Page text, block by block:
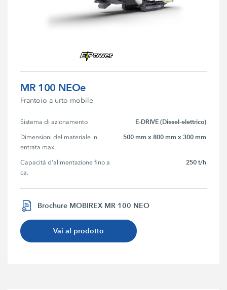
MR 100 NEOe
Frantoio a urto mobile
Sistema di azionamento E-DRIVE (Diesel-elettrico)
Dimensioni del materiale in
entrata max.
500 mm x 800 mm x 300 mm
Capacità d'alimentazione fino a
ca.
250 t/h
Brochure MOBIREX MR 100 NEO
Vai al prodotto